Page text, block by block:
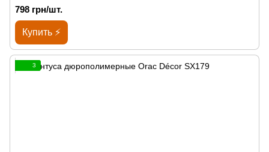
798 грн/шт.
Купить ⚡
3